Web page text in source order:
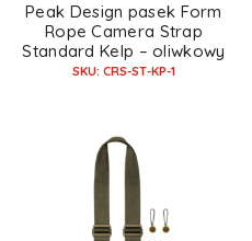
Peak Design pasek Form
Rope Camera Strap
Standard Kelp – oliwkowy
SKU: CRS-ST-KP-1